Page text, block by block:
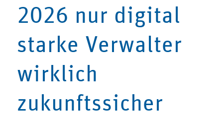
2026 nur digital
starke Verwalter
wirklich
zukunftssicher